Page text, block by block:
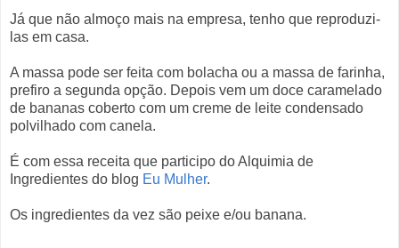
Já que não almoço mais na empresa, tenho que reproduzi-
las em casa.
A massa pode ser feita com bolacha ou a massa de farinha,
prefiro a segunda opção. Depois vem um doce caramelado
de bananas coberto com um creme de leite condensado
polvilhado com canela.
É com essa receita que participo do Alquimia de
Ingredientes do blog Eu Mulher.
Os ingredientes da vez são peixe e/ou banana.